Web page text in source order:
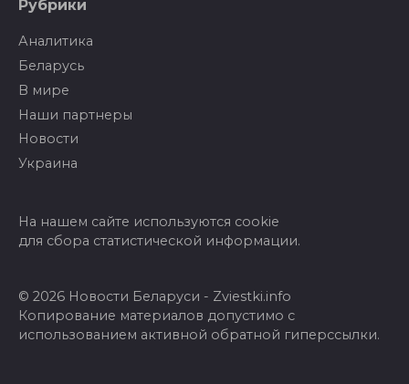
Рубрики
Аналитика
Беларусь
В мире
Наши партнеры
Новости
Украина
На нашем сайте используются cookie
для сбора статистической информации.
© 2026 Новости Беларуси - Zviestki.info
Копирование материалов допустимо с
использованием активной обратной гиперссылки.